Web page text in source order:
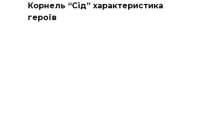
Корнель “Сід” характеристика
героїв